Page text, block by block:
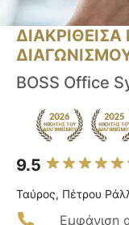
ΔΙΑΓΩΝΙΣΜΟΥ
BOSS Office
9.5
Ταύρος, Πέτρου
Εμφάνιση